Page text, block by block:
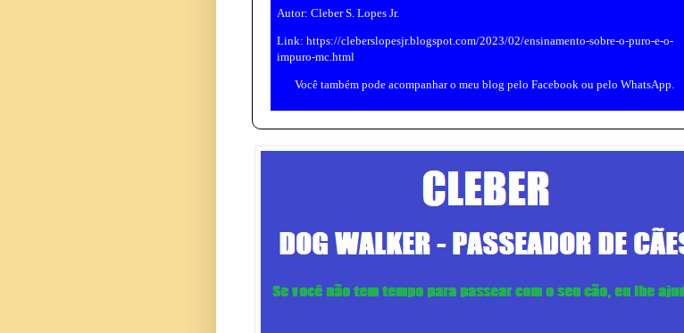
Autor: Cleber S. Lopes Jr.
Link: https://cleberslopesjr.blogspot.com/2023/02/ensinamento-sobre-o-puro-e-o-
impuro-mc.html
Você também pode acompanhar o meu blog pelo Facebookou pelo WhatsApp.